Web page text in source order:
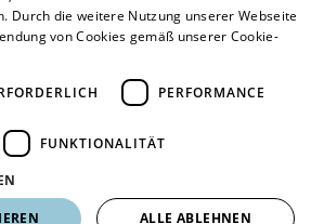
GERMAN
FRENCH
Durch die weitere Nutzung unserer Webseite
von Cookies gemäß unserer Cookie-
PERFORMANCE
FUNKTIONALITÄT
ALLE ABLEHNEN